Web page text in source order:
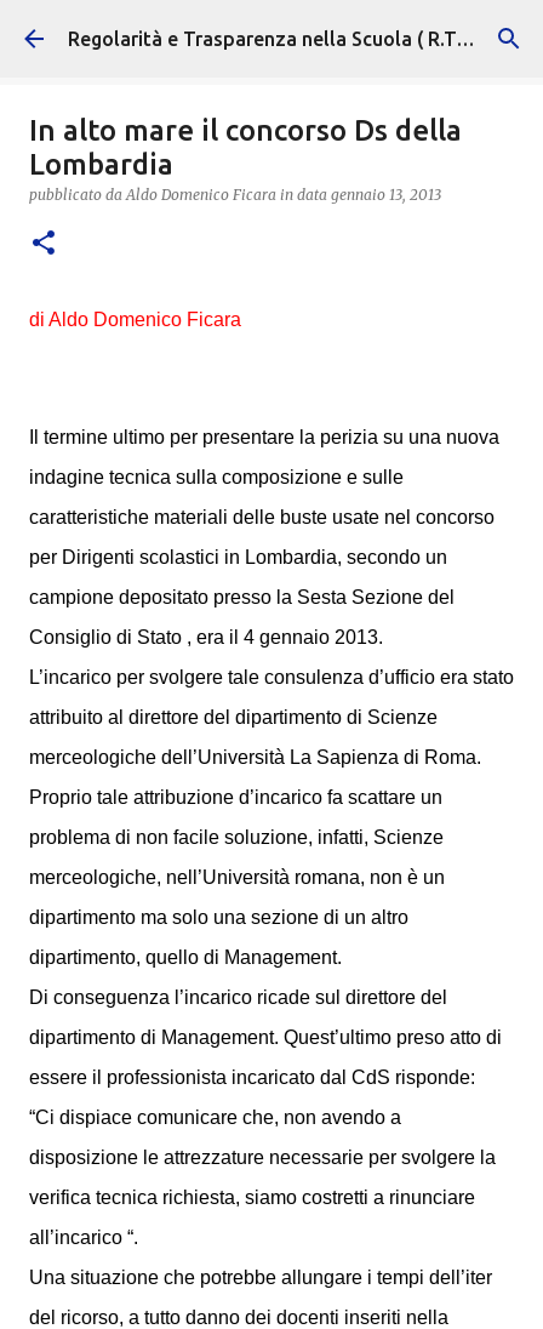
Passa ai contenuti principali Regolarità e Trasparenza nella Scuola ( R.T.S. )
In alto mare il concorso Ds della
Lombardia
pubblicato daAldo Domenico Ficara in data gennaio 13, 2013
di Aldo Domenico Ficara
Il termine ultimo per presentare la perizia su una nuova
indagine tecnica sulla composizione e sulle
caratteristiche materiali delle buste usate nel concorso
per Dirigenti scolastici in Lombardia, secondo un
campione depositato presso la Sesta Sezione del
Consiglio di Stato , era il 4 gennaio 2013.
L’incarico per svolgere tale consulenza d’ufficio era stato
attribuito al direttore del dipartimento di Scienze
merceologiche dell’Università La Sapienza di Roma.
Proprio tale attribuzione d’incarico fa scattare un
problema di non facile soluzione, infatti, Scienze
merceologiche, nell’Università romana, non è un
dipartimento ma solo una sezione di un altro
dipartimento, quello di Management.
Di conseguenza l’incarico ricade sul direttore del
dipartimento di Management. Quest’ultimo preso atto di
essere il professionista incaricato dal CdS risponde:
“Ci dispiace comunicare che, non avendo a
disposizione le attrezzature necessarie per svolgere la
verifica tecnica richiesta, siamo costretti a rinunciare
all’incarico “.
Una situazione che potrebbe allungare i tempi dell’iter
del ricorso, a tutto danno dei docenti inseriti nella